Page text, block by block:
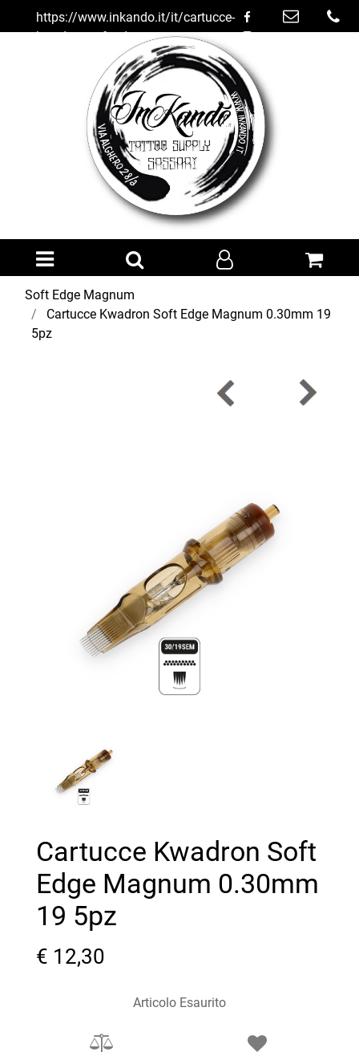
https://www.inkando.it/it/cartucce-
kwadron-soft-edge-magnum-
030mm-19-5pz
Open menu
Soft Edge Magnum
Cartucce Kwadron Soft Edge Magnum 0.30mm 19
5pz
Cartucce Kwadron Soft
Edge Magnum 0.30mm
19 5pz
€ 12,30
Articolo Esaurito